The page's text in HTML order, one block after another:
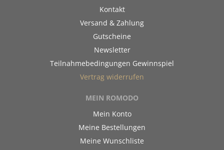
Kontakt
Versand & Zahlung
Gutscheine
Newsletter
Teilnahmebedingungen Gewinnspiel
Vertrag widerrufen
MEIN ROMODO
Mein Konto
Meine Bestellungen
Meine Wunschliste